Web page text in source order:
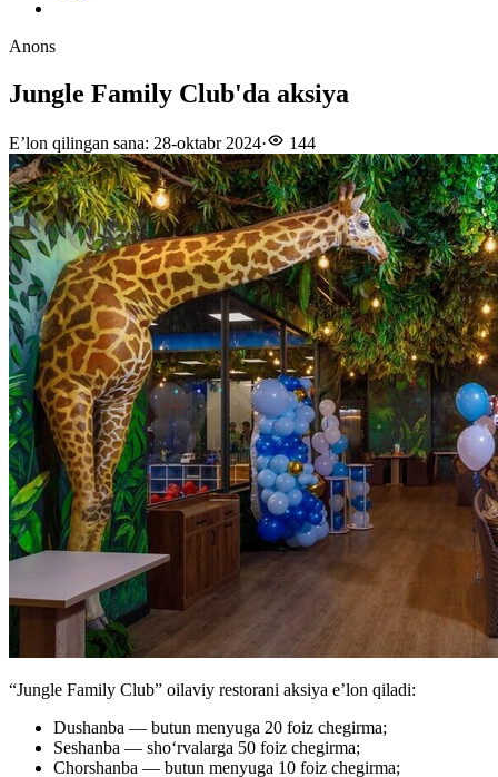
Anons
Jungle Family Club'da aksiya
E’lon qilingan sana: 28-oktabr 2024· 144
“Jungle Family Club” oilaviy restorani aksiya e’lon qiladi:
Dushanba — butun menyuga 20 foiz chegirma;
Seshanba — shoʻrvalarga 50 foiz chegirma;
Chorshanba — butun menyuga 10 foiz chegirma;